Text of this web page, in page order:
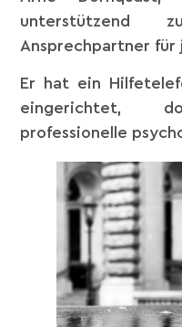
Ansprechpartner für
Er hat ein
eingerichtet,
professionelle